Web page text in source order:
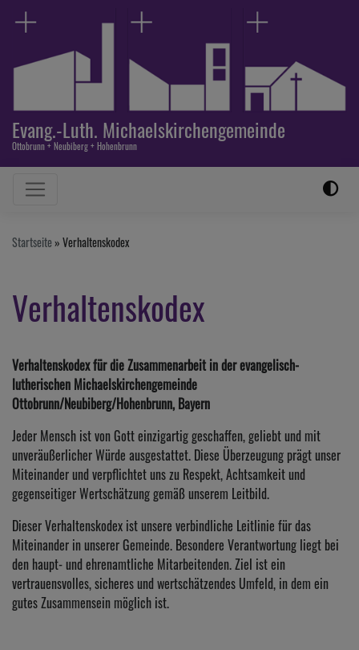
Direkt
zum
Evang.-Luth. Michaelskirchengemeinde
Ottobrunn + Neubiberg + Hohenbrunn
Hauptnavigation
Startseite Verhaltenskodex
Verhaltenskodex
Verhaltenskodex für die Zusammenarbeit in der evangelisch-
lutherischen Michaelskirchengemeinde
Ottobrunn/Neubiberg/Hohenbrunn, Bayern
Jeder Mensch ist von Gott einzigartig geschaffen, geliebt und mit
unveräußerlicher Würde ausgestattet. Diese Überzeugung prägt unser
Miteinander und verpflichtet uns zu Respekt, Achtsamkeit und
gegenseitiger Wertschätzung gemäß unserem Leitbild.
Dieser Verhaltenskodex ist unsere verbindliche Leitlinie für das
Miteinander in unserer Gemeinde. Besondere Verantwortung liegt bei
den haupt- und ehrenamtliche Mitarbeitenden. Ziel ist ein
vertrauensvolles, sicheres und wertschätzendes Umfeld, in dem ein
gutes Zusammensein möglich ist.